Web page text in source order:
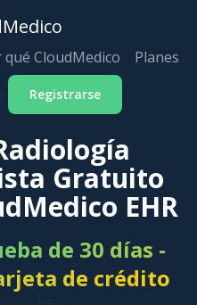
Medico
qué CloudMedico
Planes
Registrarse
Gratuito
EHR
de 30 días -
de crédito